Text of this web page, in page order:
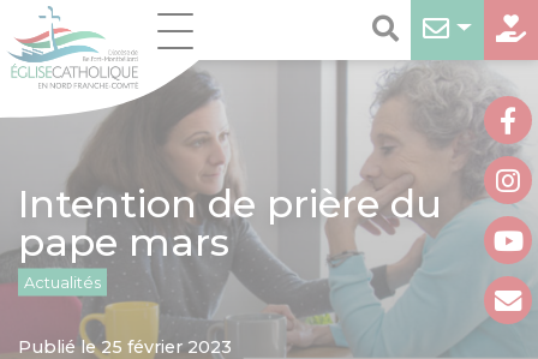
Intention de prière du
pape mars
Actualités
Publié le 25 février 2023